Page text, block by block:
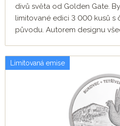
divů světa od Golden Gate.
limitované edici 3 000 kusů s
původu. Autorem designu
Limitovaná emise